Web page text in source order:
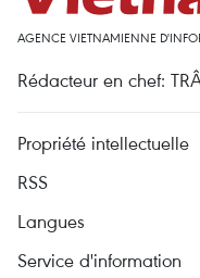
AGENCE VIETNAMIENNE
Rédacteur en chef:
Propriété intellectuelle
RSS
Langues
Service d'information